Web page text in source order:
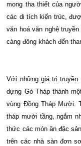
mong tha thiết của
các di tích kiến trúc,
văn hoá văn nghệ
càng đông khách đến
Với những giá trị truyền
dựng Gò Tháp thành
vùng Đồng Tháp Mười.
tháp mười tầng, ngắm
thức các món ăn đặc
trên các nhà sàn đơn